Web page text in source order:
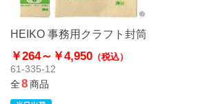
HEIKO 事務用クラフト封筒
￥264～ ￥4,950 （税込）
61-335-12
全8商品